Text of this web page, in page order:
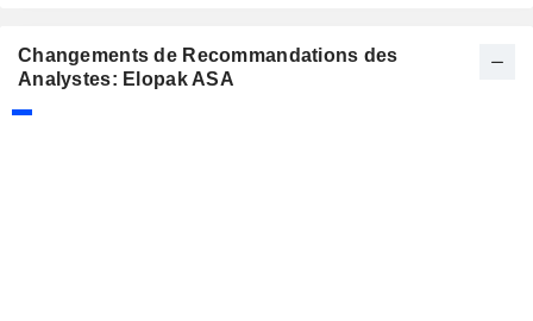
Changements de Recommandations des
Analystes: Elopak ASA